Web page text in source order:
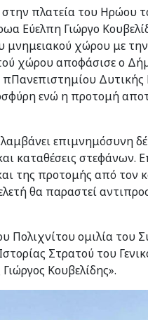
πλατεία του Ηρώου
Εύελπη Γιώργο
χώρου με
χώρου αποφάσισε ο
Δυτικής
ενώ η προτομή
επιμνημόσυνη
καταθέσεις στεφάνων.
της προτομής από τον
θα παραστεί
Πολιχνίτου ομιλία του
Στρατού του
Κουβελίδης».